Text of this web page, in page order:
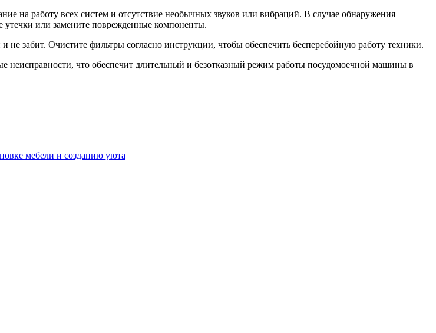
на работу всех систем и отсутствие необычных звуков или вибраций. В случае обнаружения
утечки или замените поврежденные компоненты.
забит. Очистите фильтры согласно инструкции, чтобы обеспечить бесперебойную работу техники.
неисправности, что обеспечит длительный и безотказный режим работы посудомоечной машины в
мебели и созданию уюта